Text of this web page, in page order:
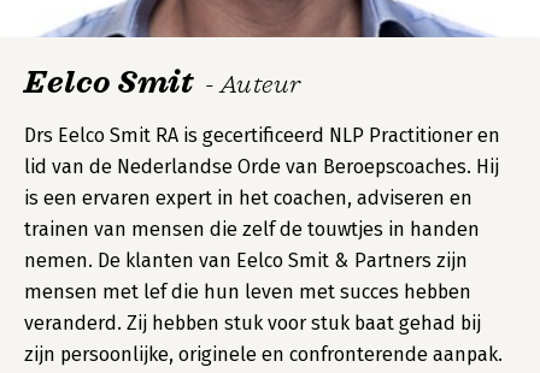
Eelco Smit - Auteur
Drs Eelco Smit RA is gecertificeerd NLP Practitioner en
lid van de Nederlandse Orde van Beroepscoaches. Hij
is een ervaren expert in het coachen, adviseren en
trainen van mensen die zelf de touwtjes in handen
nemen. De klanten van Eelco Smit & Partners zijn
mensen met lef die hun leven met succes hebben
veranderd. Zij hebben stuk voor stuk baat gehad bij
zijn persoonlijke, originele en confronterende aanpak.